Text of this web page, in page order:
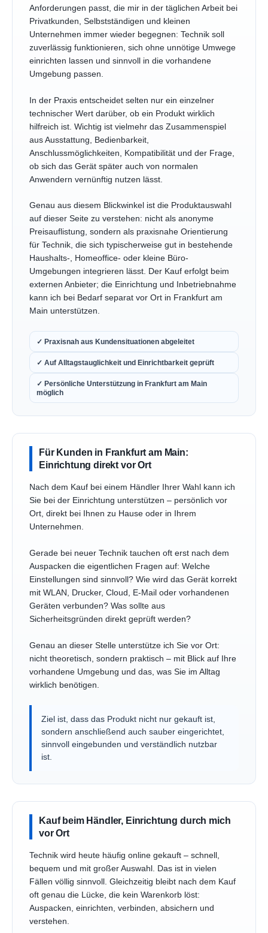
Anforderungen passt, die mir in der täglichen Arbeit bei
Privatkunden, Selbstständigen und kleinen
Unternehmen immer wieder begegnen: Technik soll
zuverlässig funktionieren, sich ohne unnötige Umwege
einrichten lassen und sinnvoll in die vorhandene
Umgebung passen.
In der Praxis entscheidet selten nur ein einzelner
technischer Wert darüber, ob ein Produkt wirklich
hilfreich ist. Wichtig ist vielmehr das Zusammenspiel
aus Ausstattung, Bedienbarkeit,
Anschlussmöglichkeiten, Kompatibilität und der Frage,
ob sich das Gerät später auch von normalen
Anwendern vernünftig nutzen lässt.
Genau aus diesem Blickwinkel ist die Produktauswahl
auf dieser Seite zu verstehen: nicht als anonyme
Preisauflistung, sondern als praxisnahe Orientierung
für Technik, die sich typischerweise gut in bestehende
Haushalts-, Homeoffice- oder kleine Büro-
Umgebungen integrieren lässt. Der Kauf erfolgt beim
externen Anbieter; die Einrichtung und Inbetriebnahme
kann ich bei Bedarf separat vor Ort in Frankfurt am
Main unterstützen.
✓ Praxisnah aus Kundensituationen abgeleitet
✓ Auf Alltagstauglichkeit und Einrichtbarkeit geprüft
✓ Persönliche Unterstützung in Frankfurt am Main
möglich
Für Kunden in Frankfurt am Main:
Einrichtung direkt vor Ort
Nach dem Kauf bei einem Händler Ihrer Wahl kann ich
Sie bei der Einrichtung unterstützen – persönlich vor
Ort, direkt bei Ihnen zu Hause oder in Ihrem
Unternehmen.
Gerade bei neuer Technik tauchen oft erst nach dem
Auspacken die eigentlichen Fragen auf: Welche
Einstellungen sind sinnvoll? Wie wird das Gerät korrekt
mit WLAN, Drucker, Cloud, E-Mail oder vorhandenen
Geräten verbunden? Was sollte aus
Sicherheitsgründen direkt geprüft werden?
Genau an dieser Stelle unterstütze ich Sie vor Ort:
nicht theoretisch, sondern praktisch – mit Blick auf Ihre
vorhandene Umgebung und das, was Sie im Alltag
wirklich benötigen.
Ziel ist, dass das Produkt nicht nur gekauft ist,
sondern anschließend auch sauber eingerichtet,
sinnvoll eingebunden und verständlich nutzbar
ist.
Kauf beim Händler, Einrichtung durch mich
vor Ort
Technik wird heute häufig online gekauft – schnell,
bequem und mit großer Auswahl. Das ist in vielen
Fällen völlig sinnvoll. Gleichzeitig bleibt nach dem Kauf
oft genau die Lücke, die kein Warenkorb löst:
Auspacken, einrichten, verbinden, absichern und
verstehen.